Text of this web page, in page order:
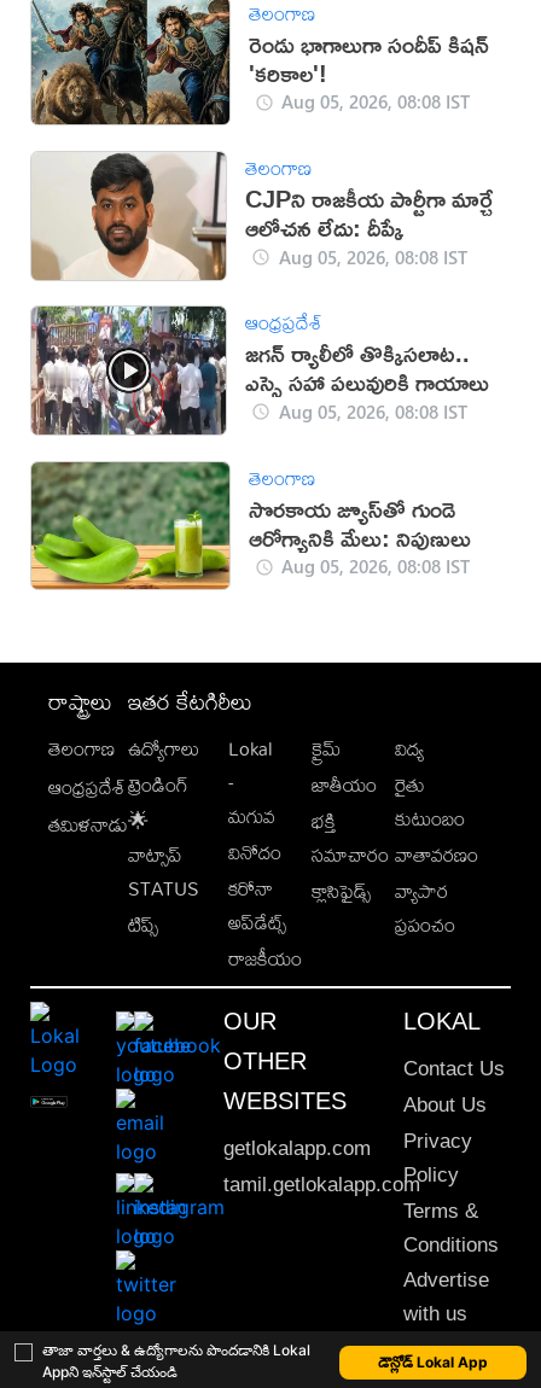
తాజా వార్తలు & ఉద్యోగాలను పొందడానికి Lokal
Appని ఇన్‌స్టాల్ చేయండి
డౌన్లోడ్ Lokal App
తెలంగాణ
రెండు భాగాలుగా సందీప్ కిషన్
'కరికాల'!
Aug 05, 2026, 08:08 IST
తెలంగాణ
CJPని రాజకీయ పార్టీగా మార్చే
ఆలోచన లేదు: దీప్కే
Aug 05, 2026, 08:08 IST
ఆంధ్రప్రదేశ్
జగన్ ర్యాలీలో తొక్కిసలాట..
ఎస్సై సహా పలువురికి గాయాలు
Aug 05, 2026, 08:08 IST
తెలంగాణ
సొరకాయ జ్యూస్‌తో గుండె
ఆరోగ్యానికి మేలు: నిపుణులు
Aug 05, 2026, 08:08 IST
రాష్ట్రాలు
తెలంగాణ
ఆంధ్రప్రదేశ్
తమిళనాడు
ఇతర కేటగిరీలు
ఉద్యోగాలు
ట్రెండింగ్
🌟
వాట్సాప్
STATUS
టిప్స్
Lokal
-
మగువ
వినోదం
కరోనా
అప్‌డేట్స్
రాజకీయం
క్రైమ్
జాతీయం
భక్తి
సమాచారం
క్లాసిఫైడ్స్
విద్య
రైతు
కుటుంబం
వాతావరణం
వ్యాపార
ప్రపంచం
OUR
OTHER
WEBSITES
getlokalapp.com
tamil.getlokalapp.com
LOKAL
Contact Us
About Us
Privacy
Policy
Terms &
Conditions
Advertise
with us
Sitemap
This material may not be published, transmitted, rewritten or redistributed. © 2020 Lokal App. All rights reserved.